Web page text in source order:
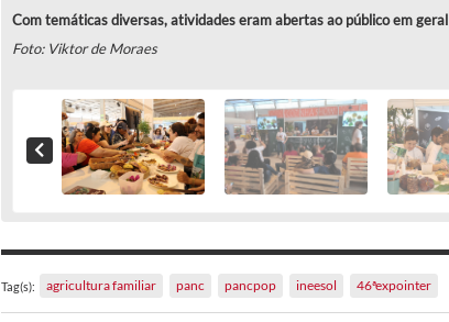
Com temáticas diversas, atividades eram abertas ao público em geral
Foto: Viktor de Moraes
Tag(s): agricultura familiar panc pancpop ineesol 46ªexpointer